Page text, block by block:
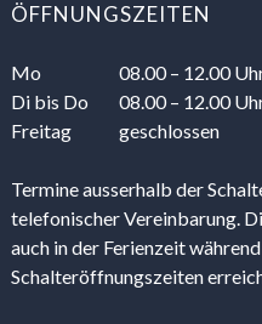
ÖFFNUNGSZEITEN
Mo 08.00 – 12.00
Dibis Do 08.00 – 12.00
Freitag
geschlossen
Termine ausserhalb der
telefonischer Vereinbarung.
auch in der Ferienzeit
Schalteröffnungszeiten